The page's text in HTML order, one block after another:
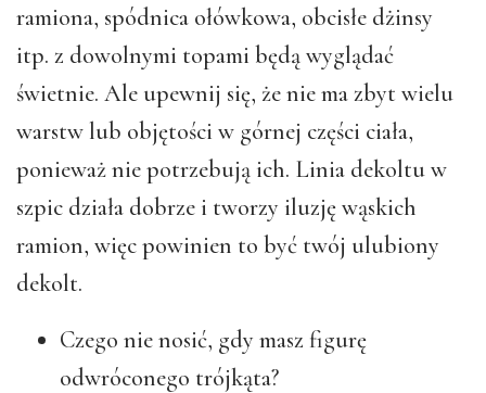
ramiona, spódnica ołówkowa, obcisłe dżinsy
itp. z dowolnymi topami będą wyglądać
świetnie. Ale upewnij się, że nie ma zbyt wielu
warstw lub objętości w górnej części ciała,
ponieważ nie potrzebują ich. Linia dekoltu w
szpic działa dobrze i tworzy iluzję wąskich
ramion, więc powinien to być twój ulubiony
dekolt.
Czego nie nosić, gdy masz figurę
odwróconego trójkąta?